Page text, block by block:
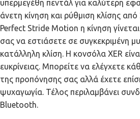
υπερμεγέθη πεντάλ για καλύτερη
άνετη κίνηση και ρύθμιση κλίσης
Perfect Stride Motion η κίνηση
σας να εστιάσετε σε συγκεκριμένη
κατάλληλη κλίση. Η κονσόλα XER
ευκρίνειας. Μπορείτε να ελέγχετε
της προπόνησης σας αλλά έχετε
ψυχαγωγία. Τέλος περιλαμβάνει
Bluetooth.